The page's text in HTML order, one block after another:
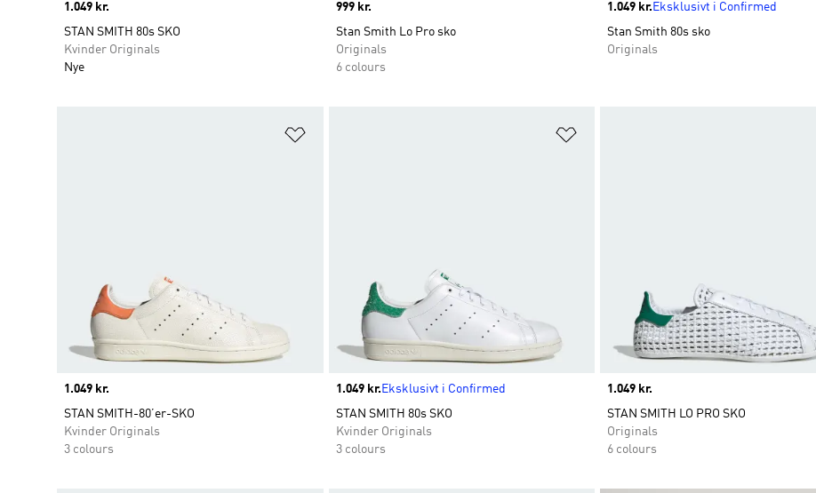
Price
1.049 kr.
STAN SMITH 80s SKO
Kvinder Originals
Nye
Price
999 kr.
Stan Smith Lo Pro sko
Originals
6 colours
Price
1.049 kr. Eksklusivt i Confirmed
Stan Smith 80s sko
Originals
Price
1.049 kr.
STAN SMITH-80’er-SKO
Kvinder Originals
3 colours
Price
1.049 kr. Eksklusivt i Confirmed
STAN SMITH 80s SKO
Kvinder Originals
3 colours
Price
1.049 kr.
STAN SMITH LO PRO SKO
Originals
6 colours